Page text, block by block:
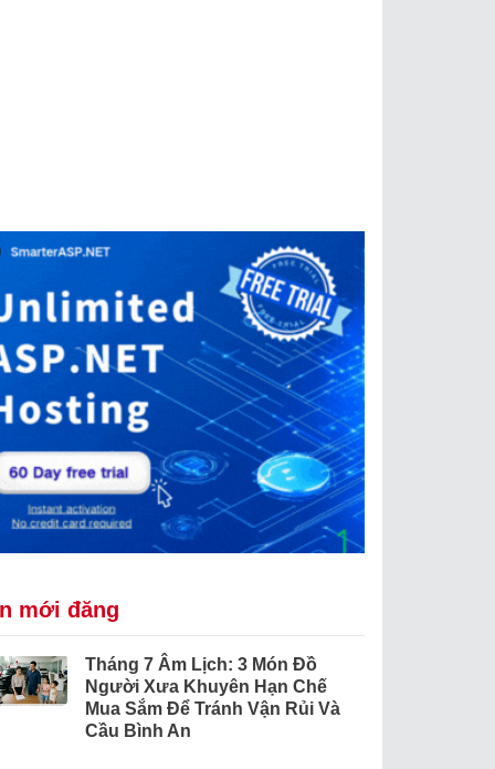
mới đăng
Tháng 7 Âm Lịch: 3 Món Đồ
Người Xưa Khuyên Hạn Chế
Mua Sắm Để Tránh Vận Rủi Và
Cầu Bình An